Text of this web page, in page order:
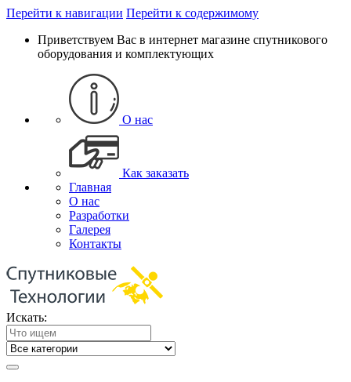
Перейти к навигации Перейти к содержимому
Приветствуем Вас в интернет магазине спутникового
оборудования и комплектующих
О нас
Как заказать
Главная
О нас
Разработки
Галерея
Контакты
Искать: